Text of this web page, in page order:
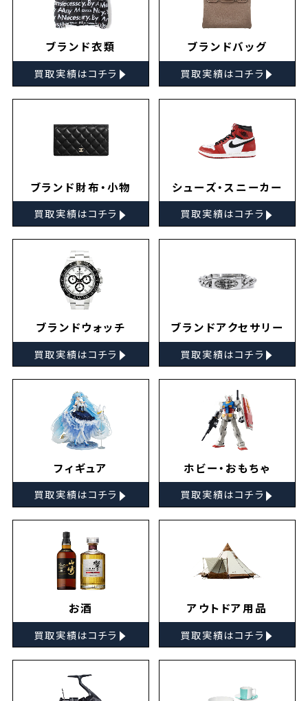
ブランド衣類
買取実績はコチラ ▸
ブランドバッグ
買取実績はコチラ ▸
ブランド財布・小物
買取実績はコチラ ▸
シューズ・スニーカー
買取実績はコチラ ▸
ブランドウォッチ
買取実績はコチラ ▸
ブランドアクセサリー
買取実績はコチラ ▸
フィギュア
買取実績はコチラ ▸
ホビー・おもちゃ
買取実績はコチラ ▸
お酒
買取実績はコチラ ▸
アウトドア用品
買取実績はコチラ ▸